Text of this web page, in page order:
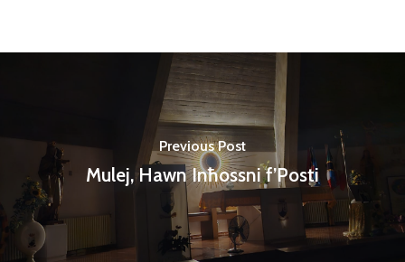
Previous Post
Mulej, Hawn Inħossni f’Posti